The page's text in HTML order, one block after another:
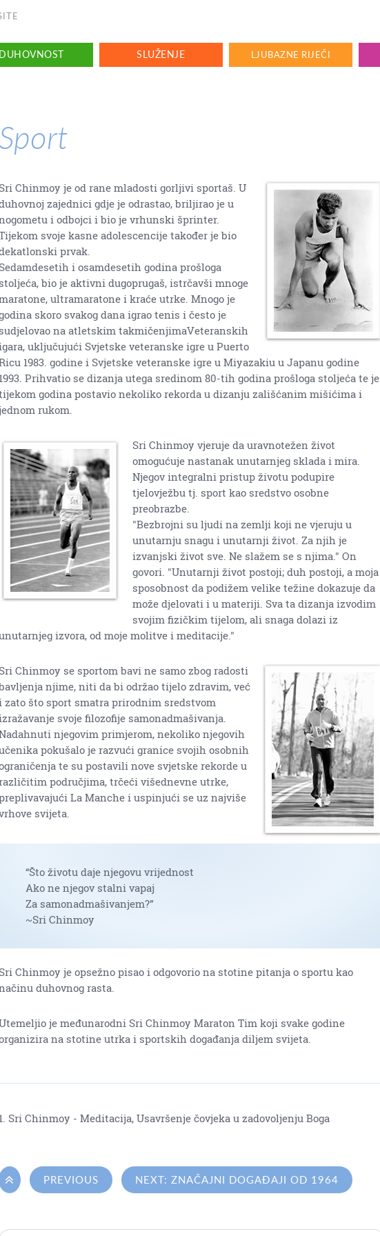
DUHOVNOST SLUŽENJE LJUBAZNE RIJEČI
Sport
Sri Chinmoy je od rane mladosti gorljivi sportaš. U
zajednici gdje je odrastao, briljirao je u
i odbojci i bio je vrhunski šprinter.
svoje kasne adolescencije također je bio
prvak.
Sedamdesetih i osamdesetih godina prošloga
stoljeća, bio je aktivni dugoprugaš, istrčavši mnoge
ultramaratone i kraće utrke. Mnogo je
skoro svakog dana igrao tenis i često je
sudjelovao na atletskim takmičenjimaVeteranskih
uključujući Svjetske veteranske igre u Puerto
1983. godine i Svjetske veteranske igre u Miyazakiu u Japanu godine
1993. Prihvatio se dizanja utega sredinom 80-tih godina prošloga stoljeća te je
godina postavio nekoliko rekorda u dizanju zališćanim mišićima i
rukom.
Sri Chinmoy vjeruje da uravnotežen život
omogućuje nastanak unutarnjeg sklada i mira.
Njegov integralni pristup životu podupire
tjelovježbu tj. sport kao sredstvo osobne
preobrazbe.
"Bezbrojni su ljudi na zemlji koji ne vjeruju u
unutarnju snagu i unutarnji život. Za njih je
izvanjski život sve. Ne slažem se s njima." On
govori. "Unutarnji život postoji; duh postoji, a moja
sposobnost da podižem velike težine dokazuje da
može djelovati i u materiji. Sva ta dizanja izvodim
svojim fizičkim tijelom, ali snaga dolazi iz
izvora, od moje molitve i meditacije."
Sri Chinmoy se sportom bavi ne samo zbog radosti
njime, niti da bi održao tijelo zdravim, već
zato što sport smatra prirodnim sredstvom
svoje filozofije samonadmašivanja.
njegovim primjerom, nekoliko njegovih
pokušalo je razvući granice svojih osobnih
te su postavili nove svjetske rekorde u
područjima, trčeći višednevne utrke,
La Manche i uspinjući se uz najviše
svijeta.
“Što životu daje njegovu vrijednost
Ako ne njegov stalni vapaj
Za samonadmašivanjem?”
~Sri Chinmoy
Sri Chinmoy je opsežno pisao i odgovorio na stotine pitanja o sportu kao
duhovnog rasta.
je međunarodni Sri Chinmoy Maraton Tim koji svake godine
na stotine utrka i sportskih događanja diljem svijeta.
1. Sri Chinmoy - Meditacija, Usavršenje čovjeka u zadovoljenju Boga
 PREVIOUS NEXT: ZNAČAJNI DOGAĐAJI OD 1964